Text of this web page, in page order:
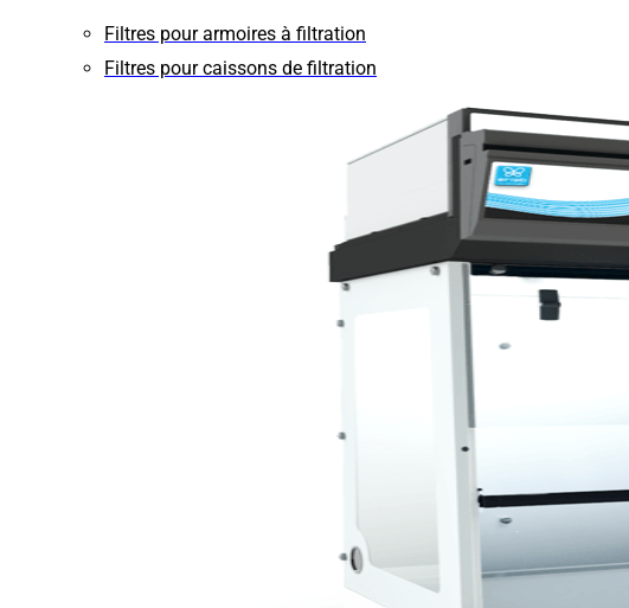
Filtres pour armoires à filtration
Filtres pour caissons de filtration